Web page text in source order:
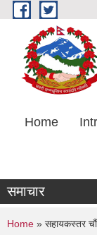
Skip to main content
Home
समाचार
You are
Home » सहायकस्तर